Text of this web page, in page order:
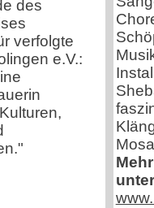
des
verfolgte
e.V.: